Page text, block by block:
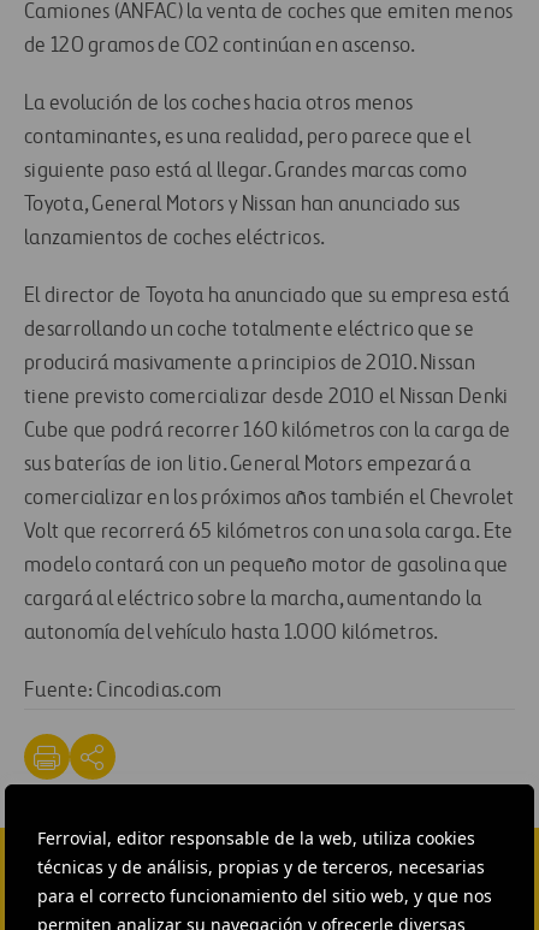
Ferrovial, editor responsable de la web, utiliza cookies
técnicas y de análisis, propias y de terceros, necesarias
para el correcto funcionamiento del sitio web, y que nos
permiten analizar su navegación y ofrecerle diversas
Camiones (ANFAC) la venta de coches que emiten menos
de 120 gramos de CO2 continúan en ascenso.
La evolución de los coches hacia otros menos
contaminantes, es una realidad, pero parece que el
siguiente paso está al llegar. Grandes marcas como
Toyota, General Motors y Nissan han anunciado sus
lanzamientos de coches eléctricos.
El director de Toyota ha anunciado que su empresa está
desarrollando un coche totalmente eléctrico que se
producirá masivamente a principios de 2010. Nissan
tiene previsto comercializar desde 2010 el Nissan Denki
Cube que podrá recorrer 160 kilómetros con la carga de
sus baterías de ion litio. General Motors empezará a
comercializar en los próximos años también el Chevrolet
Volt que recorrerá 65 kilómetros con una sola carga. Ete
modelo contará con un pequeño motor de gasolina que
cargará al eléctrico sobre la marcha, aumentando la
autonomía del vehículo hasta 1.000 kilómetros.
Fuente: Cincodias.com
CONTACTA CON NOSOTROS